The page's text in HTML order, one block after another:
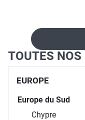
TOUTES NOS
EUROPE
Europe du Sud
Chypre